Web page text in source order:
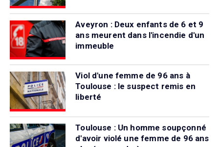
Aveyron : Deux enfants de 6 et 9
ans meurent dans l'incendie d'un
immeuble
Viol d'une femme de 96 ans à
Toulouse : le suspect remis en
liberté
Toulouse : Un homme soupçonné
d'avoir violé une femme de 96 ans